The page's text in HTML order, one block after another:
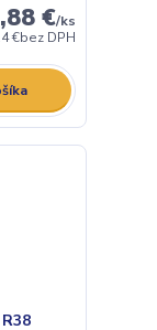
€/ks
€bez DPH